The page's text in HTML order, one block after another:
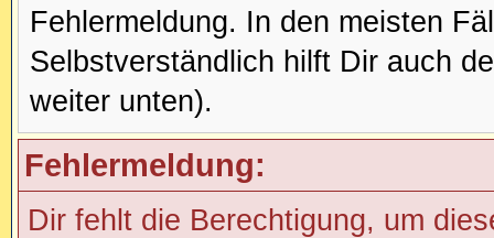
Fehlermeldung. In den meisten
Selbstverständlich hilft Dir auch
weiter unten).
Fehlermeldung:
Dir fehlt die Berechtigung, um